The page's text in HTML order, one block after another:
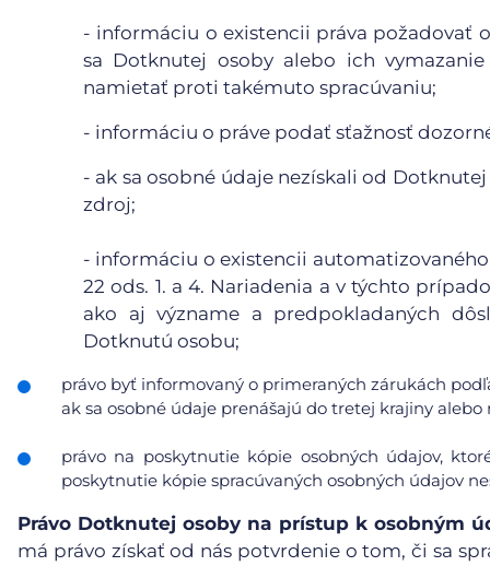
- informáciu o existencii práva požadovať
sa Dotknutej osoby alebo ich
namietať proti takémuto spracúvaniu;
- informáciu o práve podať sťažnosť
- ak sa osobné údaje nezískali od
zdroj;
- informáciu o existencii
22 ods. 1. a 4. Nariadenia a v týchto
ako aj význame a predpokladaných
Dotknutú osobu;
právo byť informovaný o primeraných zárukách
ak sa osobné údaje prenášajú do tretej krajiny
právo na poskytnutie kópie osobných údajov,
poskytnutie kópie spracúvaných osobných údajov
Právo Dotknutej osoby na prístup k osobným
má právo získať od nás potvrdenie o tom, či sa